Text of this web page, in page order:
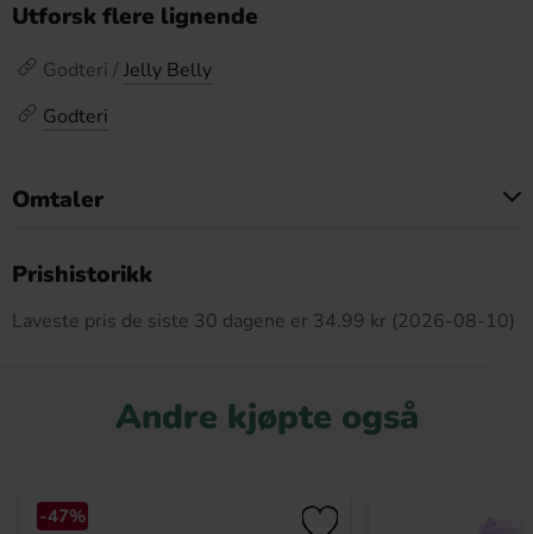
Utforsk flere lignende
Godteri / Jelly Belly
Godteri
Omtaler
Prishistorikk
Laveste pris de siste 30 dagene er 34.99 kr (2026-08-10)
Andre kjøpte også
-47%